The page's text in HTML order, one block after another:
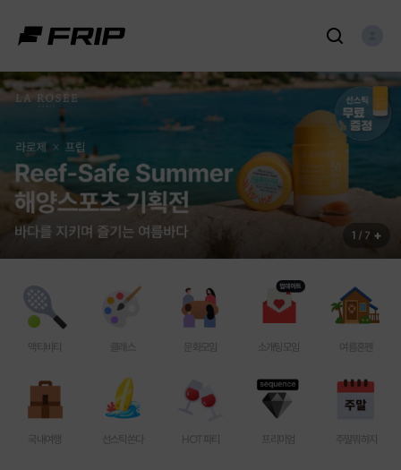
1 / 7
액티비티 클래스 문화모임 소개팅모임 여름혼펜
국내여행 선스틱쏜다 HOT파티 프리미엄 주말뭐하지